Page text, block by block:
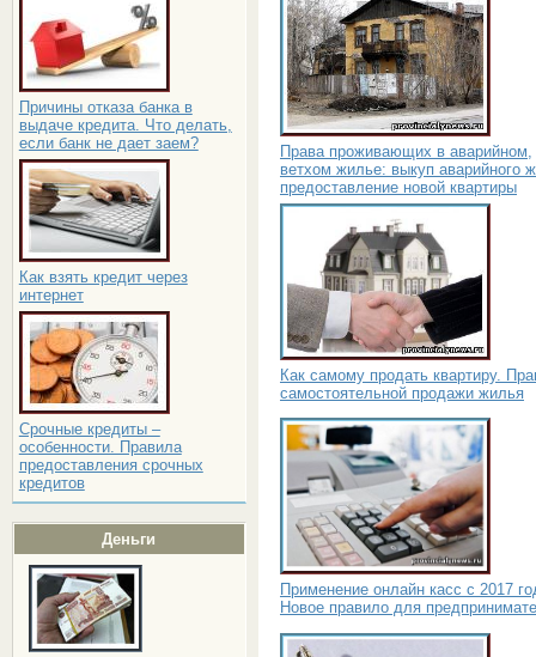
Причины отказа банка в
выдаче кредита. Что делать,
если банк не дает заем?
Как взять кредит через
интернет
Срочные кредиты –
особенности. Правила
предоставления срочных
кредитов
Деньги
Права проживающих в аварийном,
ветхом жилье: выкуп аварийного
предоставление новой квартиры
Как самому продать квартиру.
самостоятельной продажи жилья
Применение онлайн касс с 2017
Новое правило для